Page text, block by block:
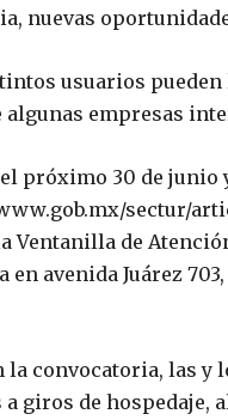
nuevas
usuarios
algunas empresas
próximo 30 de junio
sectur/
Ventanilla de
en avenida Juárez
la convocatoria, las
giros de hospedaje,